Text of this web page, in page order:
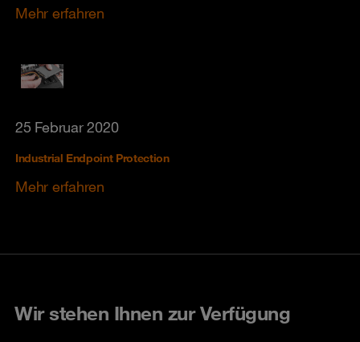
Mehr erfahren
25 Februar 2020
Industrial Endpoint Protection
Mehr erfahren
Wir stehen Ihnen zur Verfügung